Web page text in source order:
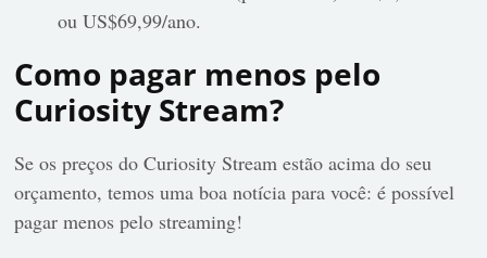
ou US$69,99/ano.
Como pagar menos pelo
Curiosity Stream?
Se os preços do Curiosity Stream estão acima do seu
orçamento, temos uma boa notícia para você:é possível
pagar menos pelo streaming!